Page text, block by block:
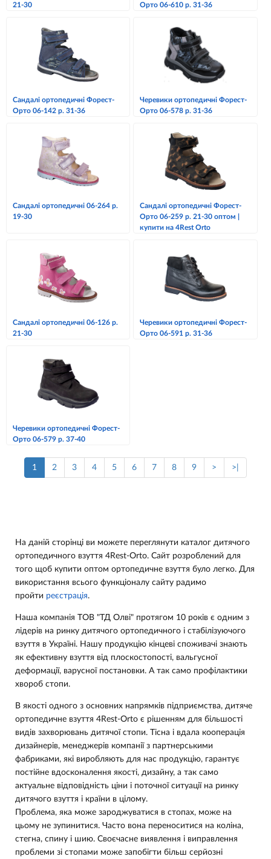
21-30
Орто 06-610 р. 31-36
Сандалі ортопедичні Форест-
Орто 06-142 р. 31-36
Черевики ортопедичні Форест-
Орто 06-578 р. 31-36
Сандалі ортопедичні 06-264 р.
19-30
Сандалі ортопедичні Форест-
Орто 06-259 р. 21-30 оптом |
купити на 4Rest Orto
Сандалі ортопедичні 06-126 р.
21-30
Черевики ортопедичні Форест-
Орто 06-591 р. 31-36
Черевики ортопедичні Форест-
Орто 06-579 р. 37-40
1 2 3 4 5 6 7 8 9 > >|
На даній сторінці ви можете переглянути каталог дитячого
ортопедичного взуття 4Rest-Orto. Сайт розроблений для
того щоб купити оптом ортопедичне взуття було легко. Для
використання всього функціоналу сайту радимо
пройти реєстрація.
Наша компанія ТОВ "ТД Олві" протягом 10 років є одним з
лідерів на ринку дитячого ортопедичного і стабілізуючого
взуття в Україні. Нашу продукцію кінцеві споживачі знають
як ефективну взуття від плоскостопості, вальгусної
деформації, варусної постановки. А так само профілактики
хвороб стопи.
В якості одного з основних напрямків підприємства, дитяче
ортопедичне взуття 4Rest-Orto є рішенням для більшості
видів захворювань дитячої стопи. Тісна і вдала кооперація
дизайнерів, менеджерів компанії з партнерськими
фабриками, які виробляють для нас продукцію, гарантує
постійне вдосконалення якості, дизайну, а так само
актуальне відповідність ціни і поточної ситуації на ринку
дитячого взуття і країни в цілому.
Проблема, яка може зароджуватися в стопах, може на
цьому не зупинитися. Часто вона переноситися на коліна,
стегна, спину і шию. Своєчасне виявлення і виправлення
проблеми зі стопами може запобігти більш серйозні